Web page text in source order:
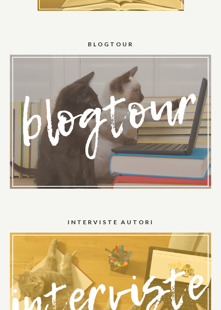
BLOGTOUR
INTERVISTE AUTORI